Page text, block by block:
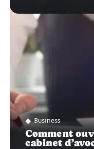
Business
Comment
cabinet